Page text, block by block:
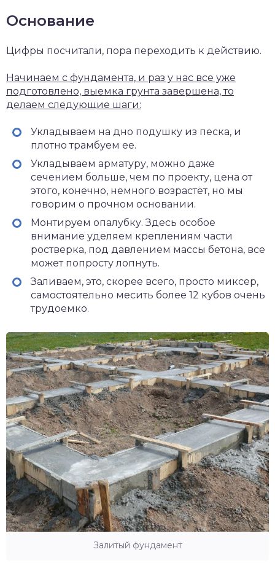
Основание
Цифры посчитали, пора переходить к действию.
Начинаем с фундамента, и раз у нас все уже
подготовлено, выемка грунта завершена, то
делаем следующие шаги:
Укладываем на дно подушку из песка, и
плотно трамбуем ее.
Укладываем арматуру, можно даже
сечением больше, чем по проекту, цена от
этого, конечно, немного возрастёт, но мы
говорим о прочном основании.
Монтируем опалубку. Здесь особое
внимание уделяем креплениям части
ростверка, под давлением массы бетона, все
может попросту лопнуть.
Заливаем, это, скорее всего, просто миксер,
самостоятельно месить более 12 кубов очень
трудоемко.
Залитый фундамент